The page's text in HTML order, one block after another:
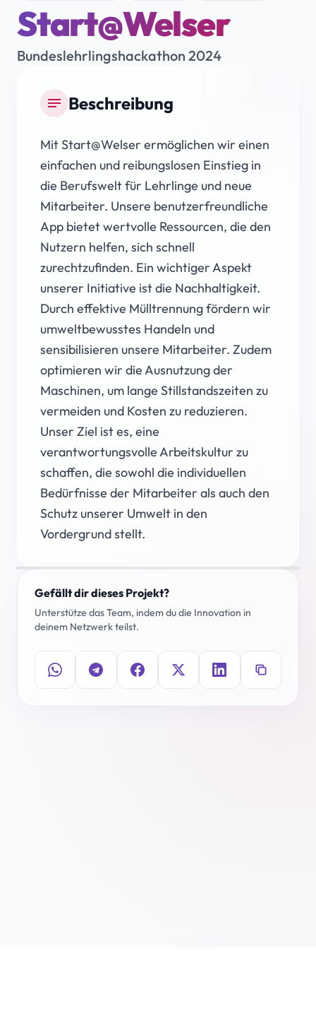
Start@Welser
Bundeslehrlingshackathon 2024
notes Beschreibung
Mit Start@Welser ermöglichen wir einen
einfachen und reibungslosen Einstieg in
die Berufswelt für Lehrlinge und neue
Mitarbeiter. Unsere benutzerfreundliche
App bietet wertvolle Ressourcen, die den
Nutzern helfen, sich schnell
zurechtzufinden. Ein wichtiger Aspekt
unserer Initiative ist die Nachhaltigkeit.
Durch effektive Mülltrennung fördern wir
umweltbewusstes Handeln und
sensibilisieren unsere Mitarbeiter. Zudem
optimieren wir die Ausnutzung der
Maschinen, um lange Stillstandszeiten zu
vermeiden und Kosten zu reduzieren.
Unser Ziel ist es, eine
verantwortungsvolle Arbeitskultur zu
schaffen, die sowohl die individuellen
Bedürfnisse der Mitarbeiter als auch den
Schutz unserer Umwelt in den
Vordergrund stellt.
Gefällt dir dieses Projekt?
Unterstütze das Team, indem du die Innovation in
deinem Netzwerk teilst.